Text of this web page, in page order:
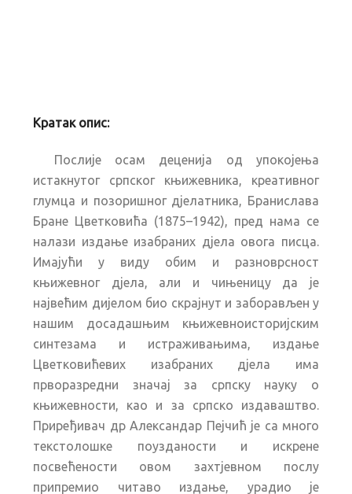
Кратак опис:
Послије осам деценија од упокојења
истакнутог српског књижевника, креативног
глумца и позоришног дјелатника, Бранислава
Бране Цветковића (1875–1942), пред нама се
налази издање изабраних дјела овога писца.
Имајући у виду обим и разноврсност
књижевног дјела, али и чињеницу да је
највећим дијелом био скрајнут и заборављен у
нашим досадашњим књижевноисторијским
синтезама и истраживањима, издање
Цветковићевих изабраних дјела има
прворазредни значај за српску науку о
књижевности, као и за српско издаваштво.
Приређивач др Александар Пејчић је са много
текстолошке поузданости и искрене
посвећености овом захтјевном послу
припремио читаво издање, урадио је